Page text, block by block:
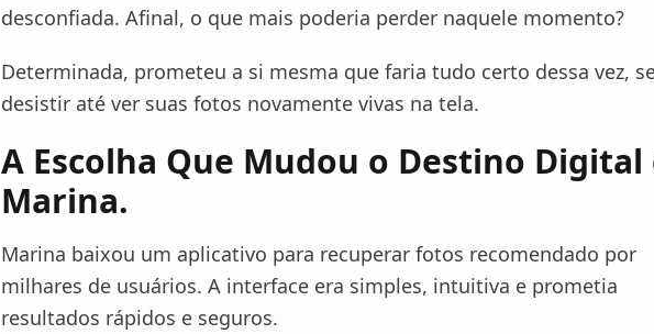
desconfiada. Afinal, o que mais poderia perder naquele momento?
Determinada, prometeu a si mesma que faria tudo certo dessa vez,
desistir até ver suas fotos novamente vivas na tela.
A Escolha Que Mudou o Destino Digital
Marina.
Marina baixou um aplicativo para recuperar fotos recomendado por
milhares de usuários. A interface era simples, intuitiva e prometia
resultados rápidos e seguros.